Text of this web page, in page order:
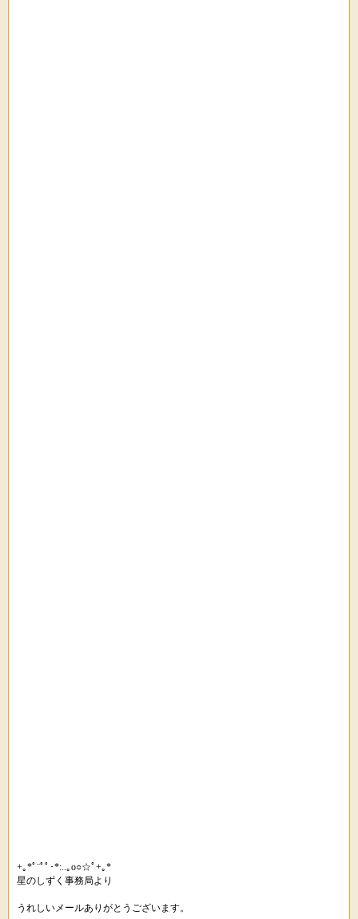
+｡*ﾟ¨ﾟﾟ･*:..｡o○☆ﾟ+｡*
星のしずく事務局より
うれしいメールありがとうございます。